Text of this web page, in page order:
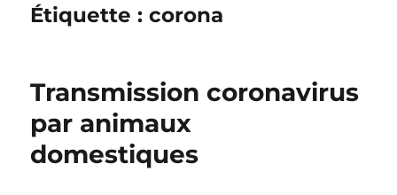
Étiquette :corona
Transmission coronavirus
par animaux
domestiques